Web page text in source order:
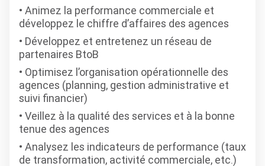
Animez la performance commerciale et
développez le chiffre d’affaires des agences
Développez et entretenez un réseau de
partenaires BtoB
Optimisez l’organisation opérationnelle des
agences (planning, gestion administrative et
suivi financier)
Veillez à la qualité des services et à la bonne
tenue des agences
Analysez les indicateurs de performance (taux
de transformation, activité commerciale, etc.)